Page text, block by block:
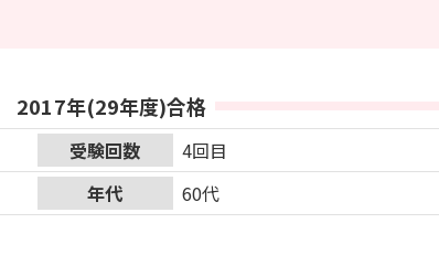
2017年(29年度)合格
受験回数
4回目
年代
60代